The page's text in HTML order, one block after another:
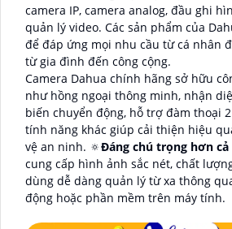
camera IP, camera analog, đầu ghi
quản lý video. Các sản phẩm của
để đáp ứng mọi nhu cầu từ cá nhân
từ gia đình đến công cộng.
Camera Dahua chính hãng sở hữu
như hồng ngoại thông minh, nhận
biến chuyển động, hỗ trợ đàm thoại
tính năng khác giúp cải thiện hiệu
vệ an ninh. 🔅Đáng chú trọng hơn cả
cung cấp hình ảnh sắc nét, chất
dùng dễ dàng quản lý từ xa thông
động hoặc phần mềm trên máy tính.